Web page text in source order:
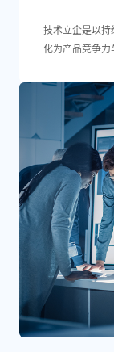
技术立企是以
化为产品竞争力